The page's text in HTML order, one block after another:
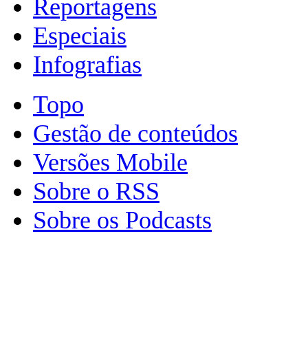
Reportagens
Especiais
Infografias
Topo
Gestão de conteúdos
Versões Mobile
Sobre o RSS
Sobre os Podcasts